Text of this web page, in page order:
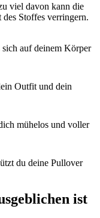
viel davon kann die
Stoffes verringern.
auf deinem Körper
Outfit und dein
mühelos und voller
du deine Pullover
ist